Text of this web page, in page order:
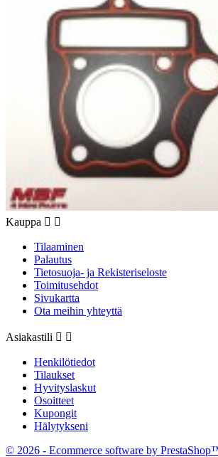
Kauppa  
Tilaaminen
Palautus
Tietosuoja- ja Rekisteriseloste
Toimitusehdot
Sivukartta
Ota meihin yhteyttä
Asiakastili  
Henkilötiedot
Tilaukset
Hyvityslaskut
Osoitteet
Kupongit
Hälytykseni
© 2026 - Ecommerce software by